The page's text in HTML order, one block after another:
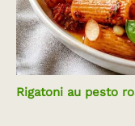
Rigatoni au pesto